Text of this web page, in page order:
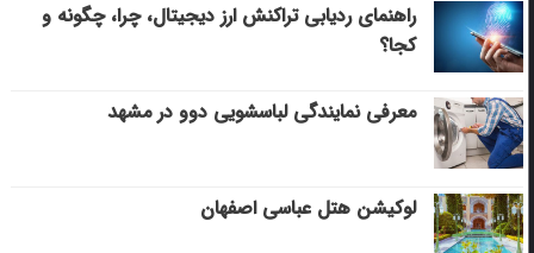
راهنمای ردیابی تراکنش ارز دیجیتال، چرا، چگونه و
کجا؟
معرفی نمایندگی لباسشویی دوو در مشهد
لوکیشن هتل عباسی اصفهان